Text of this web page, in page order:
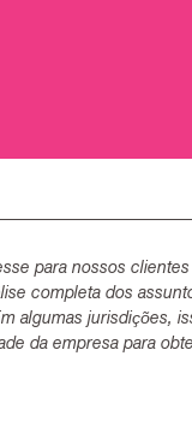
para nossos
completa dos
algumas jurisdições,
da empresa para